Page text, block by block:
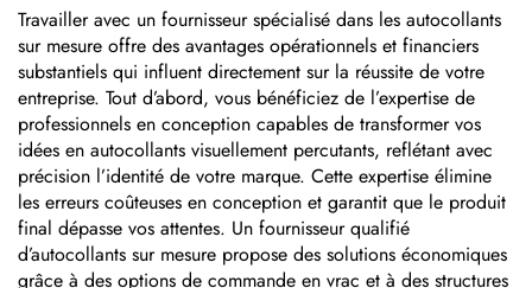
européennes, étiquettes
d'immatriculation avant,
panneau signalétique
personnalisable
Travailler avec un fournisseur spécialisé dans les autocollants
sur mesure offre des avantages opérationnels et financiers
substantiels qui influent directement sur la réussite de votre
entreprise. Tout d’abord, vous bénéficiez de l’expertise de
professionnels en conception capables de transformer vos
idées en autocollants visuellement percutants, reflétant avec
précision l’identité de votre marque. Cette expertise élimine
les erreurs coûteuses en conception et garantit que le produit
final dépasse vos attentes. Un fournisseur qualifié
d’autocollants sur mesure propose des solutions économiques
grâce à des options de commande en vrac et à des structures